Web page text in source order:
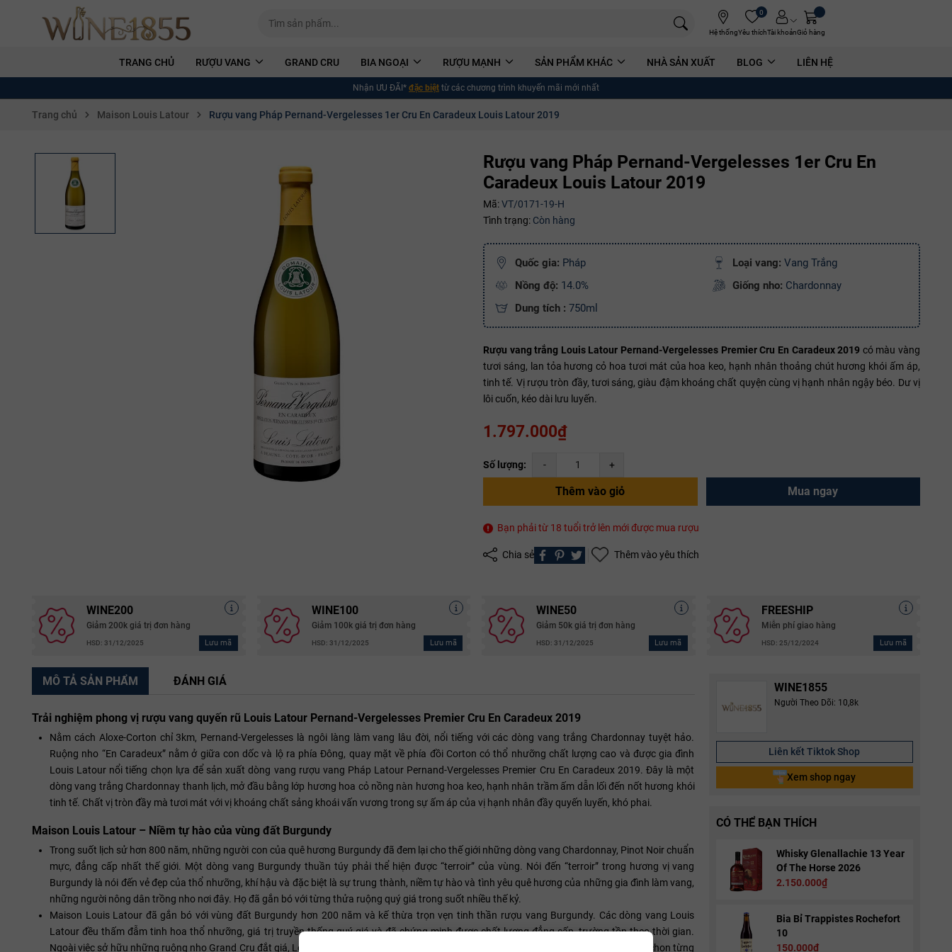
Hệ thống
0
Yêu thíchTài khoảnGiỏ hàng
TRANG CHỦ RƯỢU VANG GRAND CRU BIA NGOẠI RƯỢU MẠNH SẢN PHẨM KHÁC NHÀ SẢN XUẤT BLOG LIÊN HỆ
Nhận ƯU ĐÃI* đặc biệt từ các chương trình khuyến mãi mới nhất
Trang chủ Maison Louis Latour Rượu vang Pháp Pernand-Vergelesses 1er Cru En Caradeux Louis Latour 2019
Rượu vang Pháp Pernand-Vergelesses 1er Cru En
Caradeux Louis Latour 2019
Mã:VT/0171-19-H
Tình trạng: Còn hàng
Quốc gia: Pháp Loại vang: Vang Trắng
Nồng độ: 14.0% Giống nho: Chardonnay
Dung tích : 750ml
Rượu vang trắng Louis Latour Pernand-Vergelesses Premier Cru En Caradeux 2019 có màu vàng
tươi sáng, lan tỏa hương cỏ hoa tươi mát của hoa keo, hạnh nhân thoảng chút hương khói ấm áp,
tinh tế. Vị rượu tròn đầy, tươi sáng, giàu đậm khoáng chất quyện cùng vị hạnh nhân ngậy béo. Dư vị
lôi cuốn, kéo dài lưu luyến.
1.797.000₫
Số lượng: - +
Thêm vào giỏ Mua ngay
Bạn phải từ 18 tuổi trở lên mới được mua rượu
Chia sẻ Thêm vào yêu thích
WINE200
Giảm 200k giá trị đơn hàng
HSD: 31/12/2025 Lưu mã
WINE100
Giảm 100k giá trị đơn hàng
HSD: 31/12/2025 Lưu mã
WINE50
Giảm 50k giá trị đơn hàng
HSD: 31/12/2025 Lưu mã
FREESHIP
Miễn phí giao hàng
HSD: 25/12/2024 Lưu mã
Ngày hết hạn:
Copy mã và nhập mã ở trang
WINE1855
Người Theo Dõi: 10,8k
Liên kết Tiktok Shop
Xem shop ngay
CÓ THỂ BẠN THÍCH
Whisky Glenallachie 13 Year
Of The Horse 2026
2.150.000₫
Bia Bỉ Trappistes Rochefort
10
150.000₫
MÔ TẢ SẢN PHẨM ĐÁNH GIÁ
Trải nghiệm phong vị rượu vang quyến rũ Louis Latour Pernand-Vergelesses Premier Cru En Caradeux 2019
Nằm cách Aloxe-Corton chỉ 3km, Pernand-Vergelesses là ngôi làng làm vang lâu đời, nổi tiếng với các dòng vang trắng Chardonnay tuyệt hảo.
Ruộng nho “En Caradeux” nằm ở giữa con dốc và lộ ra phía Đông, quay mặt về phía đồi Corton có thổ nhưỡng chất lượng cao và được gia đình
Louis Latour nổi tiếng chọn lựa để sản xuất dòng vang rượu vang Pháp Latour Pernand-Vergelesses Premier Cru En Caradeux 2019. Đây là một
dòng vang trắng Chardonnay thanh lịch, mở đầu bằng lớp hương hoa cỏ nồng nàn hương hoa keo, hạnh nhân trầm ấm dẫn lối đến nốt hương khói
tinh tế. Chất vị tròn đầy mà tươi mát với vị khoáng chất sảng khoái vấn vương trong sự ấm áp của vị hạnh nhân đầy quyến luyến, khó phai.
Maison Louis Latour – Niềm tự hào của vùng đất Burgundy
Trong suốt lịch sử hơn 800 năm, những người con của quê hương Burgundy đã đem lại cho thế giới những dòng vang Chardonnay, Pinot Noir chuẩn
mực, đẳng cấp nhất thế giới. Một dòng vang Burgundy thuần túy phải thể hiện được “terroir” của vùng. Nói đến “terroir” trong hương vị vang
Burgundy là nói đến vẻ đẹp của thổ nhưỡng, khí hậu và đặc biệt là sự trung thành, niềm tự hào và tình yêu quê hương của những gia đình làm vang,
những người nông dân trồng nho nơi đây. Họ đã gắn bó với từng thửa ruộng quý giá trong suốt nhiều thế kỷ.
Maison Louis Latour đã gắn bó với vùng đất Burgundy hơn 200 năm và kế thừa trọn vẹn tinh thần rượu vang Burgundy. Các dòng vang Louis
Latour đều thấm đẫm tinh hoa thổ nhưỡng, giá trị truyền thống quý giá và đã chứng minh được chất lượng đẳng cấp, trường tồn theo thời gian.
Ngoài việc sở hữu những ruộng nho Grand Cru đắt giá, Louis Latour còn hợp tác cùng những nhà trồng nho lâu năm, uy tín, tự tay tuyển chọn từng